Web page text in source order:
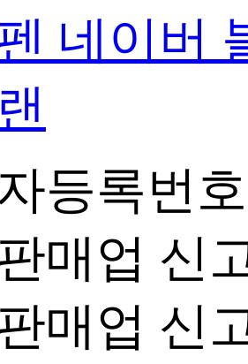
네이버
등록번
매업 신
매업 신